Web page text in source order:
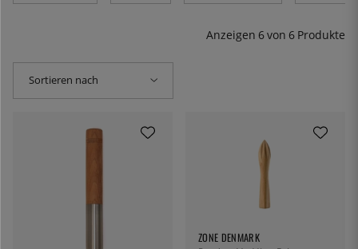
Herstellern in guter Qualität. Außer für die Herstellung
zerdrücken oder die Limette in einem Caipirinha
zerdrücken.
Anzeigen 6von 6 Produkte
Sortieren nach
ZONE DENMARK